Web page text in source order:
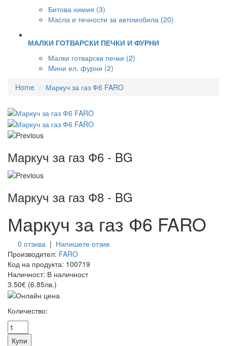
Битова химия (3)
Масла и течности за автомобила (20)
МАЛКИ ГОТВАРСКИ ПЕЧКИ И ФУРНИ
Малки готварски печки (2)
Мини ел. фурни (2)
Home
Маркуч за газ Ф6 FARO
Маркуч за газ Ф6 - BG
Маркуч за газ Ф8 - BG
Маркуч за газ Ф6 FARO
0 отзива | Напишете отзив
Производител: FARO
Код на продукта: 100719
Наличност: В наличност
3.50€ (6.85лв.)
Количество: